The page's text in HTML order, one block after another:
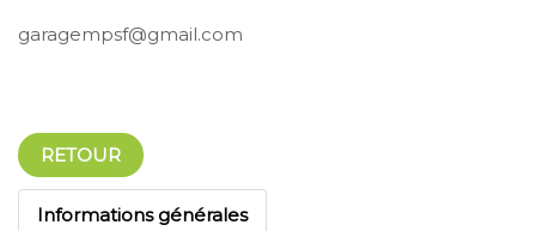
garagempsf@gmail.com
RETOUR
Informations générales